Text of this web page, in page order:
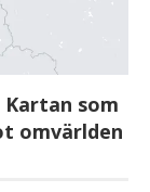
som
omvärlden